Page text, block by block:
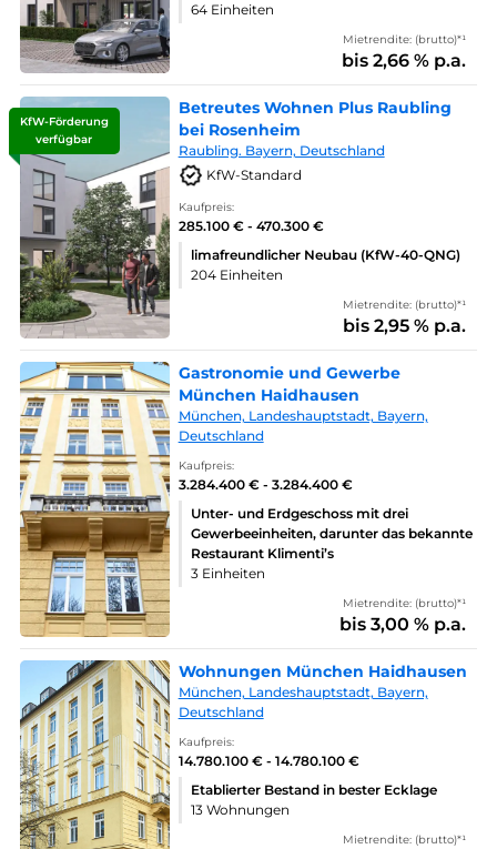
64 Einheiten
Mietrendite: (brutto)*¹
bis 2,66 % p.a.
KfW-Förderung
verfügbar
Betreutes Wohnen Plus Raubling
bei Rosenheim
Raubling. Bayern, Deutschland
KfW-Standard
Kaufpreis:
285.100 € - 470.300 €
limafreundlicher Neubau (KfW-40-QNG)
204 Einheiten
Mietrendite: (brutto)*¹
bis 2,95 % p.a.
Gastronomie und Gewerbe
München Haidhausen
München, Landeshauptstadt, Bayern,
Deutschland
Kaufpreis:
3.284.400 € - 3.284.400 €
Unter- und Erdgeschoss mit drei
Gewerbeeinheiten, darunter das bekannte
Restaurant Klimenti’s
3 Einheiten
Mietrendite: (brutto)*¹
bis 3,00 % p.a.
Wohnungen München Haidhausen
München, Landeshauptstadt, Bayern,
Deutschland
Kaufpreis:
14.780.100 € - 14.780.100 €
Etablierter Bestand in bester Ecklage
13 Wohnungen
Mietrendite: (brutto)*¹